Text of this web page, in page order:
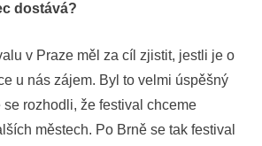
dostává?
v Praze měl za cíl zjistit, jestli je o
u nás zájem. Byl to velmi úspěšný
se rozhodli, že festival chceme
městech. Po Brně se tak festival